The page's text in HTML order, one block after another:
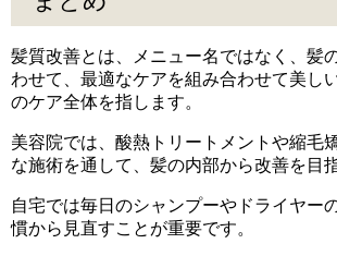
髪質改善とは、メニュー名ではなく、髪
わせて、最適なケアを組み合わせて美し
のケア全体を指します。
美容院では、酸熱トリートメントや縮毛
な施術を通して、髪の内部から改善を目
自宅では毎日のシャンプーやドライヤー
慣から見直すことが重要です。